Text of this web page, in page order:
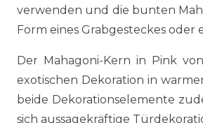
verwenden und die bunten
Form eines Grabgesteckes oder
Der Mahagoni-Kern in Pink
exotischen Dekoration in
beide Dekorationselemente
sich aussagekräftige